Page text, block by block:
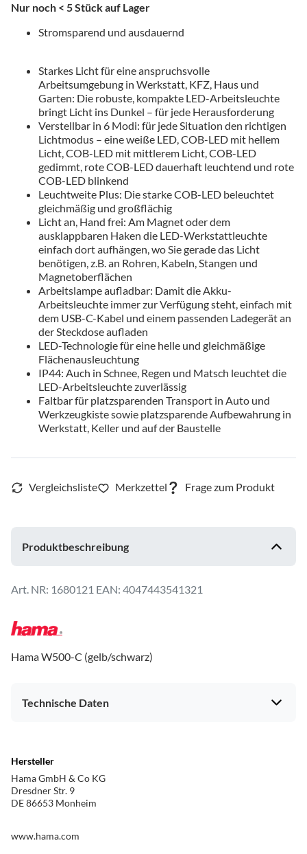
Nur noch < 5 Stück auf Lager
Stromsparend und ausdauernd
Starkes Licht für eine anspruchsvolle
Arbeitsumgebung in Werkstatt, KFZ, Haus und
Garten: Die robuste, kompakte LED-Arbeitsleuchte
bringt Licht ins Dunkel – für jede Herausforderung
Verstellbar in 6 Modi: für jede Situation den richtigen
Lichtmodus – eine weiße LED, COB-LED mit hellem
Licht, COB-LED mit mittlerem Licht, COB-LED
gedimmt, rote COB-LED dauerhaft leuchtend und rote
COB-LED blinkend
Leuchtweite Plus: Die starke COB-LED beleuchtet
gleichmäßig und großflächig
Licht an, Hand frei: Am Magnet oder dem
ausklappbaren Haken die LED-Werkstattleuchte
einfach dort aufhängen, wo Sie gerade das Licht
benötigen, z.B. an Rohren, Kabeln, Stangen und
Magnetoberflächen
Arbeitslampe aufladbar: Damit die Akku-
Arbeitsleuchte immer zur Verfügung steht, einfach mit
dem USB-C-Kabel und einem passenden Ladegerät an
der Steckdose aufladen
LED-Technologie für eine helle und gleichmäßige
Flächenausleuchtung
IP44: Auch in Schnee, Regen und Matsch leuchtet die
LED-Arbeitsleuchte zuverlässig
Faltbar für platzsparenden Transport in Auto und
Werkzeugkiste sowie platzsparende Aufbewahrung in
Werkstatt, Keller und auf der Baustelle
Produktbeschreibung
1680121 EAN: 4047443541321
Hama W500-C (gelb/schwarz)
Technische Daten
Hersteller
Hama GmbH & Co KG
Dresdner Str. 9
DE 86653 Monheim
www.hama.com